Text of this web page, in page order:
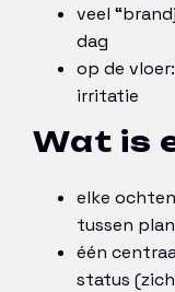
veel
dag
op de
irritatie
Wat is
elke
tussen
één
status